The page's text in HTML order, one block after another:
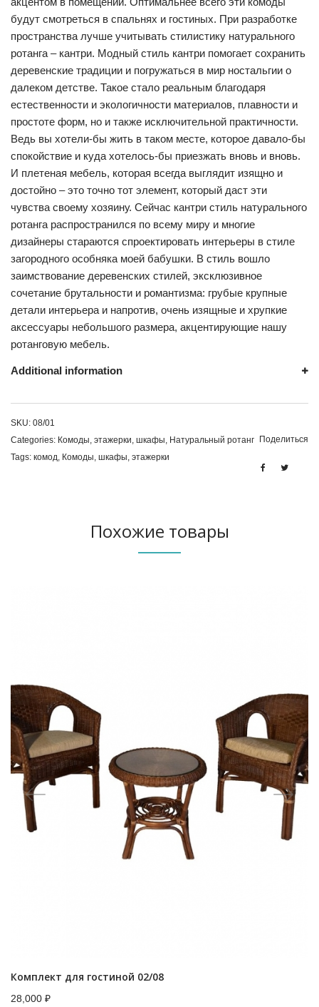
будут смотреться в спальнях и гостиных. При разработке
пространства лучше учитывать стилистику натурального
ротанга – кантри. Модный стиль кантри помогает сохранить
деревенские традиции и погружаться в мир ностальгии о
далеком детстве. Такое стало реальным благодаря
естественности и экологичности материалов, плавности и
простоте форм, но и также исключительной практичности.
Ведь вы хотели-бы жить в таком месте, которое давало-бы
спокойствие и куда хотелось-бы приезжать вновь и вновь.
И плетеная мебель, которая всегда выглядит изящно и
достойно – это точно тот элемент, который даст эти
чувства своему хозяину. Сейчас кантри стиль натурального
ротанга распространился по всему миру и многие
дизайнеры стараются спроектировать интерьеры в стиле
загородного особняка моей бабушки. В стиль вошло
заимствование деревенских стилей, эксклюзивное
сочетание брутальности и романтизма: грубые крупные
детали интерьера и напротив, очень изящные и хрупкие
аксессуары небольшого размера, акцентирующие нашу
ротанговую мебель.
Additional information
SKU: 08/01
Categories: Комоды, этажерки, шкафы, Натуральный ротанг
Tags: комод, Комоды, шкафы, этажерки
Поделиться
Похожие товары
Комплект для гостиной 02/08
28,000 ₽